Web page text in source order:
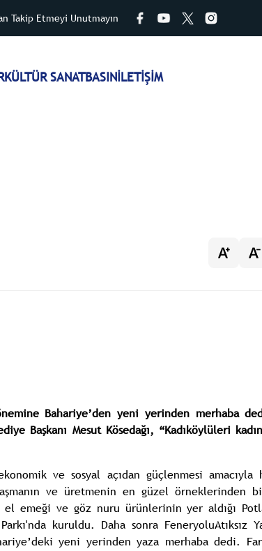
Takip Etmeyi Unutmayın
KÜLTÜR SANATBASINİLETİŞİM
Bahariye’den yeni yerinden merhaba
Başkanı Mesut Kösedağı, “Kadıköylüleri
ve sosyal açıdan güçlenmesi amacıyla
ve üretmenin en güzel örneklerinden
el emeği ve göz nuru ürünlerinin yer aldığı
kuruldu. Daha sonra FeneryoluAtıksız
yeni yerinden yaza merhaba dedi.